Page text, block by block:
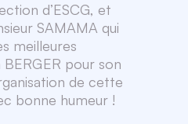
d’ESCG, et
SAMAMA qui
meilleures
pour son
de cette
bonne humeur !